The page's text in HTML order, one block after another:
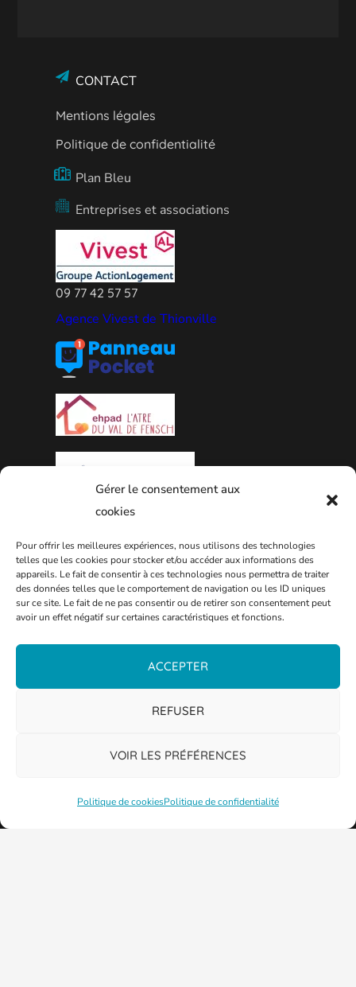
Gérer le consentement aux
cookies
Pour offrir les meilleures expériences, nous utilisons des technologies
telles que les cookies pour stocker et/ou accéder aux informations des
appareils. Le fait de consentir à ces technologies nous permettra de traiter
des données telles que le comportement de navigation ou les ID uniques
sur ce site. Le fait de ne pas consentir ou de retirer son consentement peut
avoir un effet négatif sur certaines caractéristiques et fonctions.
ACCEPTER
REFUSER
VOIR LES PRÉFÉRENCES
Politique de cookiesPolitique de confidentialité
CONTACT
Mentions légales
Politique de confidentialité
Plan Bleu
Entreprises et associations
09 77 42 57 57
Agence Vivest de Thionville
PLAN DE LA VILLE